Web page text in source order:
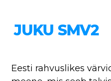
JUKU SMV2
Eesti rahvuslikes